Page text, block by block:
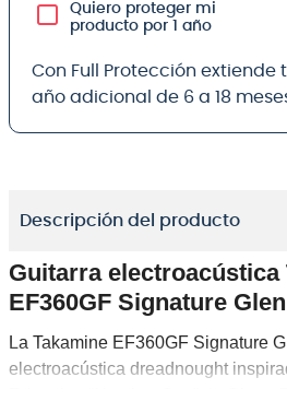
Quiero proteger mi
producto por 1 año
Con Full Protección extiende
año adicional de 6 a 18
Descripción del producto
Guitarra electroacústica
EF360GF Signature
La Takamine EF360GF Signature
electroacústica dreadnought